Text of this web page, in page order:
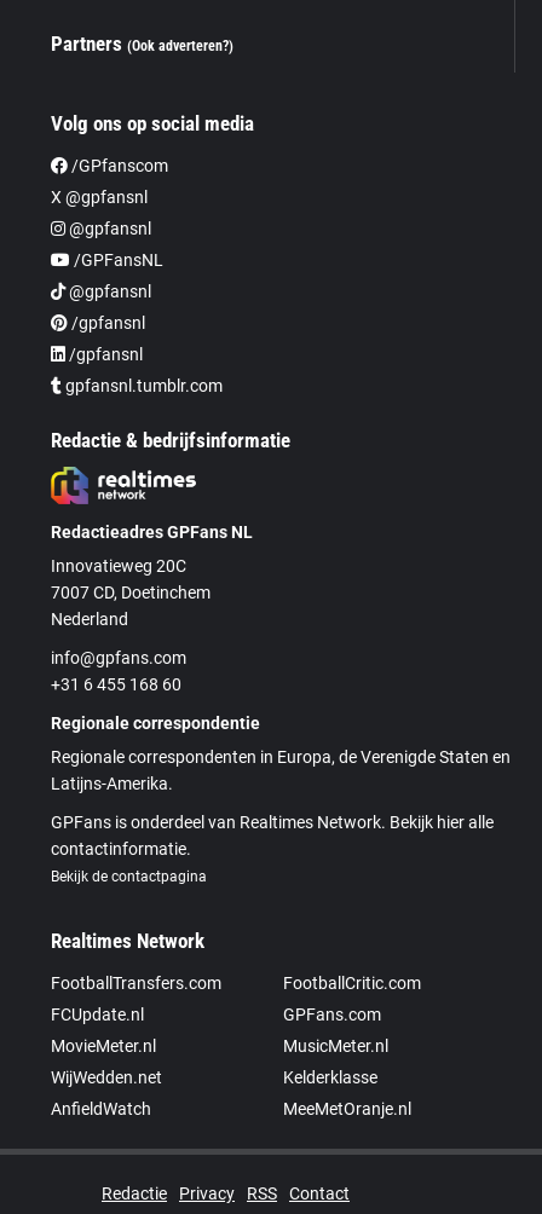
Partners(Ook adverteren?)
Volg ons op social media
/GPfanscom
X @gpfansnl
@gpfansnl
/GPFansNL
@gpfansnl
/gpfansnl
/gpfansnl
gpfansnl.tumblr.com
Redactie & bedrijfsinformatie
Redactieadres GPFans NL
Innovatieweg 20C
7007 CD, Doetinchem
Nederland
info@gpfans.com
+31 6 455 168 60
Regionale correspondentie
Regionale correspondenten in Europa, de Verenigde Staten en
Latijns-Amerika.
GPFans is onderdeel van Realtimes Network. Bekijk hier alle
contactinformatie.
Bekijk de contactpagina
Realtimes Network
FootballTransfers.com
FootballCritic.com
FCUpdate.nl
GPFans.com
MovieMeter.nl
MusicMeter.nl
WijWedden.net
Kelderklasse
AnfieldWatch
MeeMetOranje.nl
Redactie Privacy RSS
Contact